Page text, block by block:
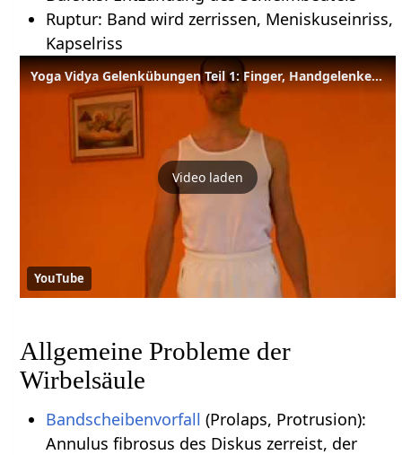
Ruptur: Band wird zerrissen, Meniskuseinriss,
Kapselriss
Yoga Vidya Gelenkübungen Teil 1: Finger, Handgelenke etc.
Video laden
YouTube
Allgemeine Probleme der
Wirbelsäule
Bandscheibenvorfall (Prolaps, Protrusion):
Annulus fibrosus des Diskus zerreist, der